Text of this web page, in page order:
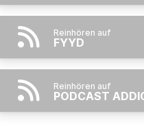
Reinhören auf
FYYD
Reinhören auf
PODCAST